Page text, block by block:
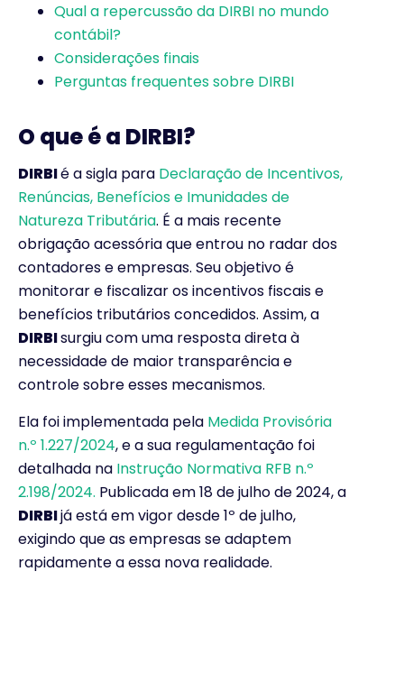
Qual a repercussão da DIRBI no mundo
contábil?
Considerações finais
Perguntas frequentes sobre DIRBI
O que é a DIRBI?
DIRBIé a sigla para Declaração de Incentivos,
Renúncias, Benefícios e Imunidades de
Natureza Tributária. É a mais recente
obrigação acessória que entrou no radar dos
contadores e empresas. Seu objetivo é
monitorar e fiscalizar os incentivos fiscais e
benefícios tributários concedidos. Assim, a
DIRBIsurgiu com uma resposta direta à
necessidade de maior transparência e
controle sobre esses mecanismos.
Ela foi implementada pela Medida Provisória
n.º 1.227/2024, e a sua regulamentação foi
detalhada na Instrução Normativa RFB n.º
2.198/2024. Publicada em 18 de julho de 2024, a
DIRBIjá está em vigor desde 1º de julho,
exigindo que as empresas se adaptem
rapidamente a essa nova realidade.